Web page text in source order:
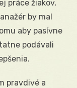
práce žiakov,
by mal
aby pasívne
podávali
pravdivé a